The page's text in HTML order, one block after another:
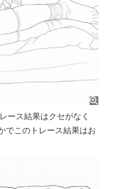
ース結果はクセがなく
でこのトレース結果はお